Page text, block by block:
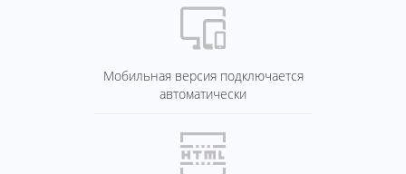
Мобильная версия подключается
автоматически